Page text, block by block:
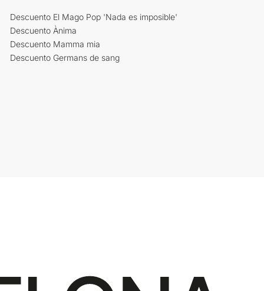
Descuento El Mago Pop 'Nada es imposible'
Descuento Ànima
Descuento Mamma mia
Descuento Germans de sang